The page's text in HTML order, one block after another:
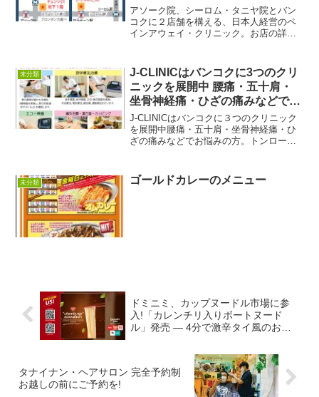
ク
アソーク院、シーロム・タニヤ院とバン
コクに２店舗を構える、日本人経営のペ
インアウェイ・クリニック。お店の詳細
プ5選!→タイ自由ランドの紹介ページ
『ペインアウェイ・クリ...
未分類
J-CLINICはバンコクに3つのクリ
ニックを展開中 腰痛・五十肩・
坐骨神経痛・ひざの痛みなどでお
悩みの方
J-CLINICはバンコクに３つのクリニック
を展開中腰痛・五十肩・坐骨神経痛・ひ
ざの痛みなどでお悩みの方。トンロー・
鍼灸治療・漢方薬で最適な治療を提案し
ます。３店...
未分類 ゴールドカレーのメニュー
ドミニミ、カップヌードル市場に参
入!「カレンチリ入りボートヌード
ル」発売 ― 4分で激辛タイ風のおい
タナイナン・ヘアサロン 完全予約制
お越しの前にご予約を!